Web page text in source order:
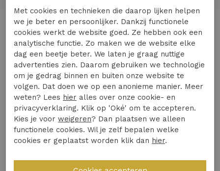
geeft. Deze jurk is perfect voor de modebewuste
vrouw die houdt van kleur en stijl.
Materiaal & Comfort:De luchtige stof zorgt
voor een heerlijk draagcomfort, ideaal voor
warme zomerdagen.
Design & Pasvorm: Met zijn flatterende snit
en levendige kleur is deze jurk een echte
eyecatcher.
Duurzaamheid of Kwaliteit:Gemaakt met
oog voor detail en kwaliteit, waardoor je er
Lees meer
Specificaties
Winkelvoorraad
Gerelateerde producten
Met cookies en technieken die daarop lijken helpen
we je beter en persoonlijker. Dankzij functionele
cookies werkt de website goed. Ze hebben ook een
analytische functie. Zo maken we de website elke
dag een beetje beter. We laten je graag nuttige
advertenties zien. Daarom gebruiken we technologie
om je gedrag binnen en buiten onze website te
volgen. Dat doen we op een anonieme manier. Meer
weten? Lees hier alles over onze cookie- en
privacyverklaring. Klik op 'Oké' om te accepteren.
Kies je voor weigeren? Dan plaatsen we alleen
functionele cookies. Wil je zelf bepalen welke
cookies er geplaatst worden klik dan hier.